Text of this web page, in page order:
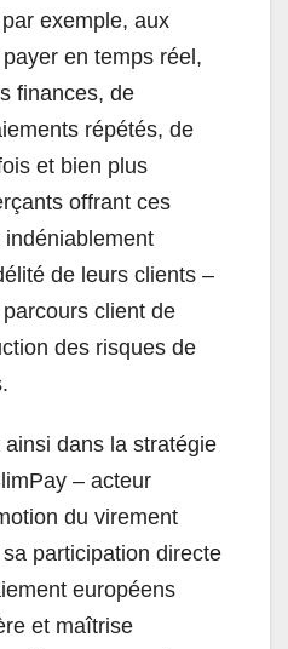
exemple, aux
en temps réel,
finances, de
répétés, de
et bien plus
offrant ces
de leurs clients –
client de
des risques de
ainsi dans la stratégie
– acteur
du virement
participation directe
européens
et maîtrise